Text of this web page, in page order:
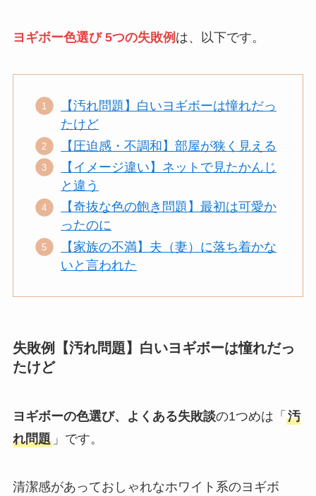
ヨギボー色選び 5つの失敗例 は、以下です。
【汚れ問題】白いヨギボーは憧れだっ
たけど
【圧迫感・不調和】部屋が狭く見える
【イメージ違い】ネットで見たかんじ
と違う
【奇抜な色の飽き問題】最初は可愛か
ったのに
【家族の不満】夫（妻）に落ち着かな
いと言われた
失敗例【汚れ問題】白いヨギボーは憧れだっ
たけど
ヨギボーの色選び、よくある失敗談の1つめは「 汚
れ問題」です。
清潔感があっておしゃれなホワイト系のヨギボ